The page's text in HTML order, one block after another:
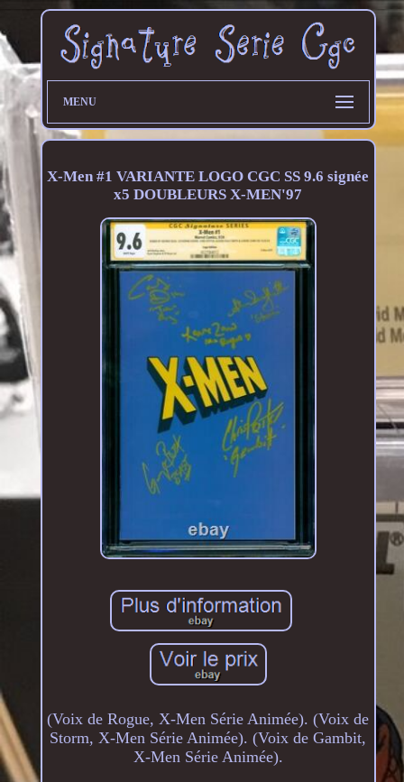
MENU
X-Men #1 VARIANTE LOGO CGC SS 9.6 signée
x5 DOUBLEURS X-MEN'97
(Voix de Rogue, X-Men Série Animée). (Voix de
Storm, X-Men Série Animée). (Voix de Gambit,
X-Men Série Animée).